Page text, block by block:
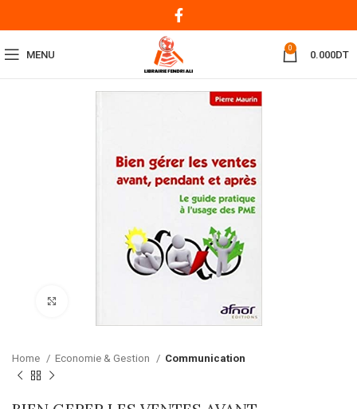
MENU
0
0.000DT
Home Economie & Gestion Communication